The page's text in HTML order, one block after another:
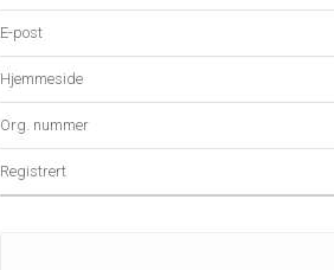
E-post
Hjemmeside
Org. nummer
Registrert